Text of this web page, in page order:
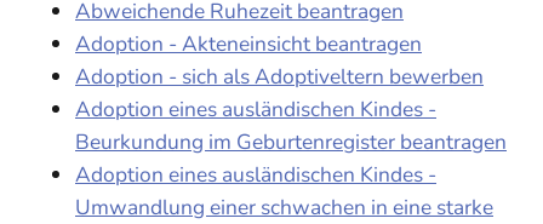
Abweichende Ruhezeit beantragen
Adoption - Akteneinsicht beantragen
Adoption - sich als Adoptiveltern bewerben
Adoption eines ausländischen Kindes -
Beurkundung im Geburtenregister beantragen
Adoption eines ausländischen Kindes -
Umwandlung einer schwachen in eine starke